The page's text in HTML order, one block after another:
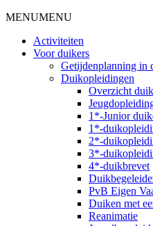
MENUMENU
Activiteiten
Voor duikers
Getijdenplanning in
Duikopleidingen
Overzicht
1*-Junior
1*-
2*-
3*-
4*-duikbrevet
PvB Eigen
Duiken met
Reanimatie